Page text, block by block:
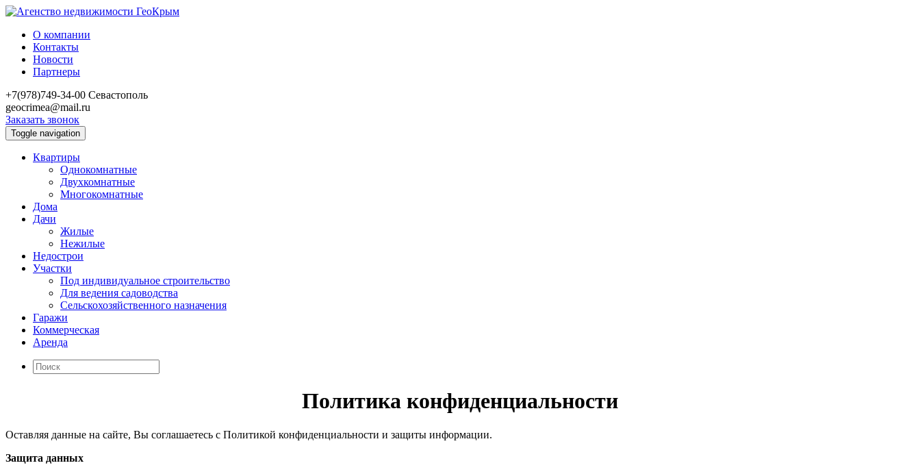
О компании
Контакты
Новости
Партнеры
+7(978)749-34-00 Севастополь
geocrimea@mail.ru
Заказать звонок
Toggle navigation
Квартиры
Однокомнатные
Двухкомнатные
Многокомнатные
Дома
Дачи
Жилые
Нежилые
Недострои
Участки
Под индивидуальное строительство
Для ведения садоводства
Сельскохозяйственного назначения
Гаражи
Коммерческая
Аренда
Политика конфиденциальности
Оставляя данные на сайте, Вы соглашаетесь с Политикой конфиденциальности и защиты информации.
Защита данных